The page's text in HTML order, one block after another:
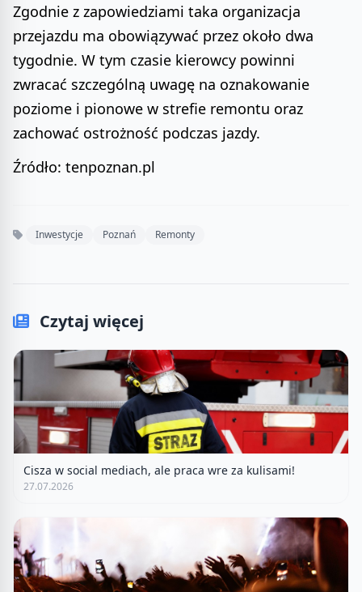
Zgodnie z zapowiedziami taka organizacja
przejazdu ma obowiązywać przez około dwa
tygodnie. W tym czasie kierowcy powinni
zwracać szczególną uwagę na oznakowanie
poziome i pionowe w strefie remontu oraz
zachować ostrożność podczas jazdy.
Źródło: tenpoznan.pl
Inwestycje Poznań Remonty
Czytaj więcej
Cisza w social mediach, ale praca wre za kulisami!
27.07.2026